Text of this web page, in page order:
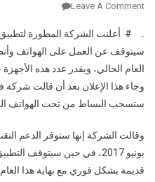
Leave A Comment
”
سيتوقف
عن
العمل
على
هذه
الأجهزة
.. # أعلنت الشركة المطورة
سيتوقف عن العمل على الهواتف
العام الحالي، ويقدر عدد هذه الأجهزة
وجاء هذا الإعلان بعد أن قالت شركة
ستسحب البساط من تحت الهواتف
وقالت الشركة إنها ستوفر الدعم
يونيو 2017، في حين سيتوقف
قديمة بشكل فوري مع نهاية هذا